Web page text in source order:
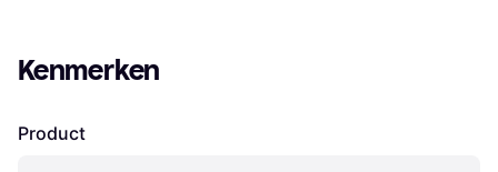
Kenmerken
Product